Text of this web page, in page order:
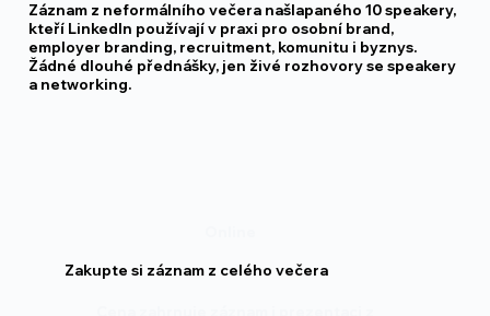
Záznam z neformálního večera našlapaného 10 speakery,
kteří LinkedIn používají v praxi pro osobní brand,
employer branding, recruitment, komunitu i byznys.
Žádné dlouhé přednášky, jen živé rozhovory se speakery
a networking.
Zakupte si záznam z celého večera